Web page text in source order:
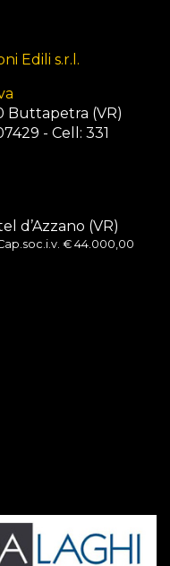
Edili s.r.l.
Buttapetra (VR)
- Cell: 331
d’Azzano (VR)
€ 44.000,00